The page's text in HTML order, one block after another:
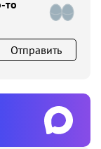
то
Отправить